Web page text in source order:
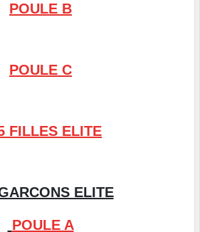
POULE B
POULE C
FILLES ELITE
ELITE
POULE A